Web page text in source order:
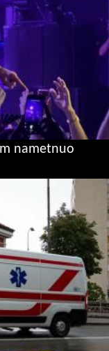
nametnuo